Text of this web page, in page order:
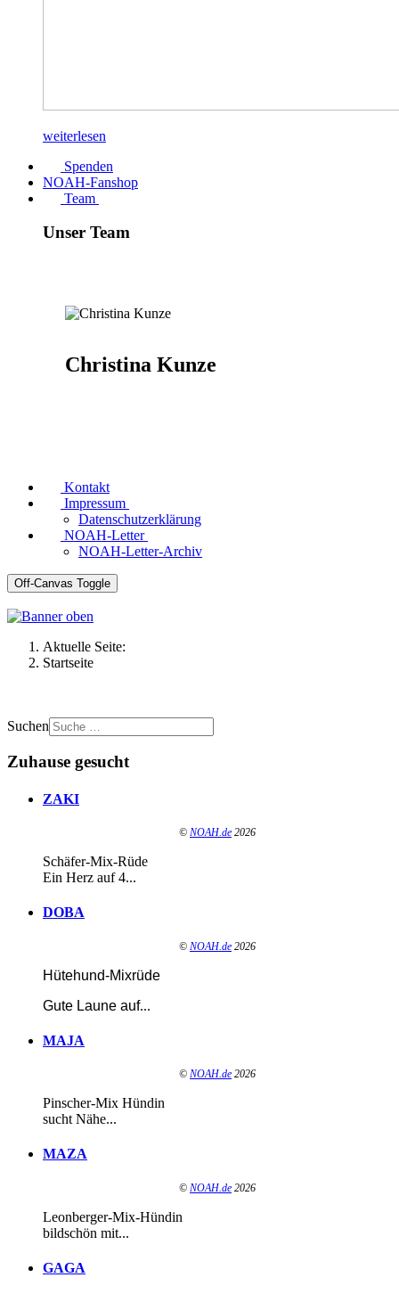
weiterlesen
Spenden
NOAH-Fanshop
Team
Unser Team
Christina Kunze
Kontakt
Impressum
Datenschutzerklärung
NOAH-Letter
NOAH-Letter-Archiv
Off-Canvas Toggle
Aktuelle Seite:
Startseite
Suchen
Zuhause gesucht
ZAKI
© NOAH.de 2026
Schäfer-Mix-Rüde
Ein Herz auf 4...
DOBA
© NOAH.de 2026
Hütehund-Mixrüde
Gute Laune auf...
MAJA
© NOAH.de 2026
Pinscher-Mix Hündin
sucht Nähe...
MAZA
© NOAH.de 2026
Leonberger-Mix-Hündin
bildschön mit...
GAGA